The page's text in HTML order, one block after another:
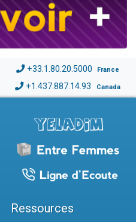
+33.1.80.20.5000 France
+1.437.887.14.93 Canada
Ressources